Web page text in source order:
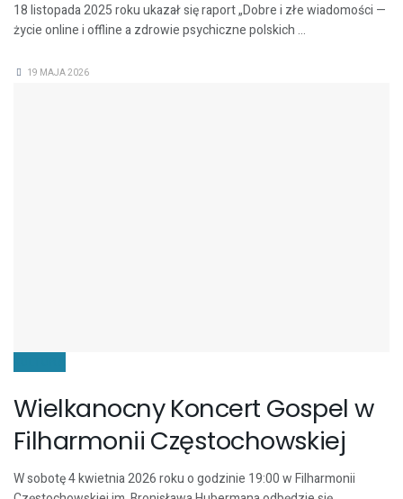
18 listopada 2025 roku ukazał się raport „Dobre i złe wiadomości —
życie online i offline a zdrowie psychiczne polskich ...
19 MAJA 2026
Wielkanocny Koncert Gospel w
Filharmonii Częstochowskiej
W sobotę 4 kwietnia 2026 roku o godzinie 19:00 w Filharmonii